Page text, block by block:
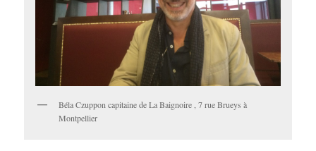
Béla Czuppon capitaine de La Baignoire , 7 rue Brueys à
Montpellier